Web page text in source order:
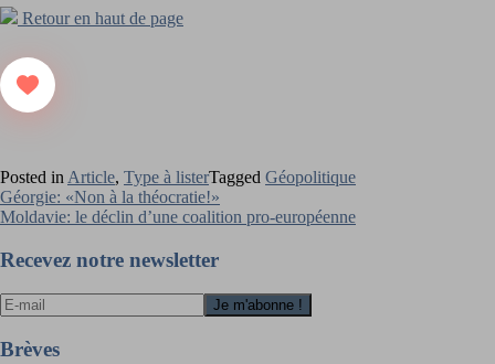
Retour en haut de page
Posted inArticle, Type à listerTagged Géopolitique
Navigation
de
l’article
Géorgie: «Non à la théocratie!»
Moldavie: le déclin d’une coalition pro-européenne
Recevez notre newsletter
Brèves